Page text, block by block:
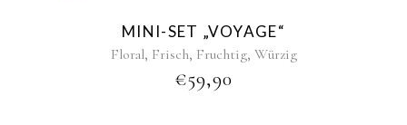
MINI-SET „VOYAGE“
Floral, Frisch, Fruchtig, Würzig
€59,90